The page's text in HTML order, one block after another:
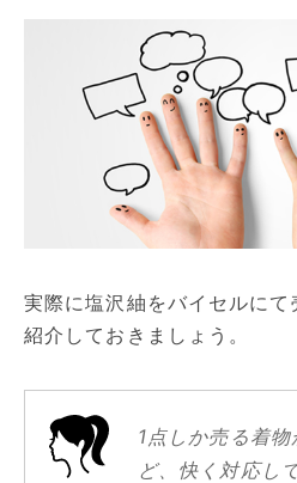
実際に塩沢紬をバイセルに
紹介しておきましょう。
1点しか売る着
ど、快く対応し